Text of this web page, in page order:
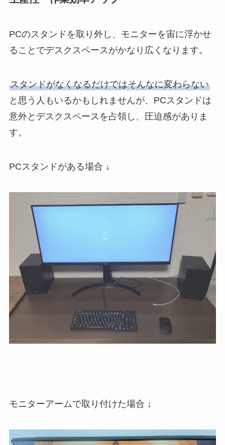
PCのスタンドを取り外し、モニターを宙に浮かせ
ることでデスクスペースがかなり広くなります。
スタンドがなくなるだけではそんなに変わらない
と思う人もいるかもしれませんが、PCスタンドは
意外とデスクスペースを占領し、圧迫感がありま
す。
PCスタンドがある場合 ↓
モニターアームで取り付けた場合 ↓